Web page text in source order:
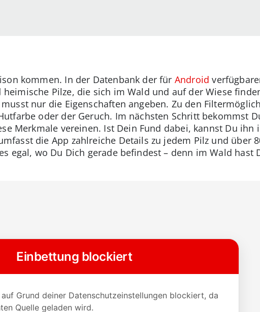
kommen. In der Datenbank der für Android
Pilze, die sich im Wald und auf der Wiese
nur die Eigenschaften angeben. Zu den
oder der Geruch. Im nächsten Schritt bekommst
Merkmale vereinen. Ist Dein Fund dabei, kannst Du ihn
die App zahlreiche Details zu jedem Pilz und über
egal, wo Du Dich gerade befindest – denn im Wald hast